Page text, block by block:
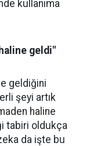
kullanıma
geldi"
geldiğini
şeyi artık
haline
tabiri oldukça
da işte bu